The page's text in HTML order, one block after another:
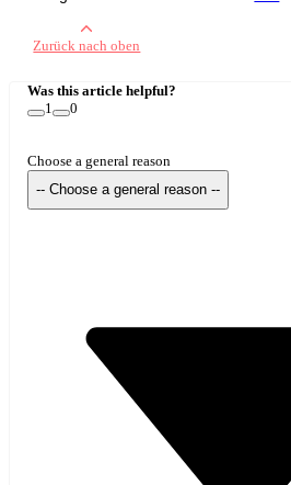
Zurück nach oben
Was this article helpful?
1
0
Choose a general reason
-- Choose a general reason --